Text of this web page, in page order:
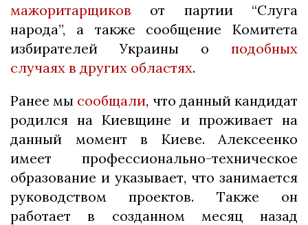
мажоритарщиков от партии “Слуга
народа”, а также сообщение Комитета
избирателей Украины о подобных
случаях в других областях.
Ранее мы сообщали, что данный кандидат
родился на Киевщине и проживает на
данный момент в Киеве. Алексеенко
имеет профессионально-техническое
образование и указывает, что занимается
руководством проектов. Также он
работает в созданном месяц назад